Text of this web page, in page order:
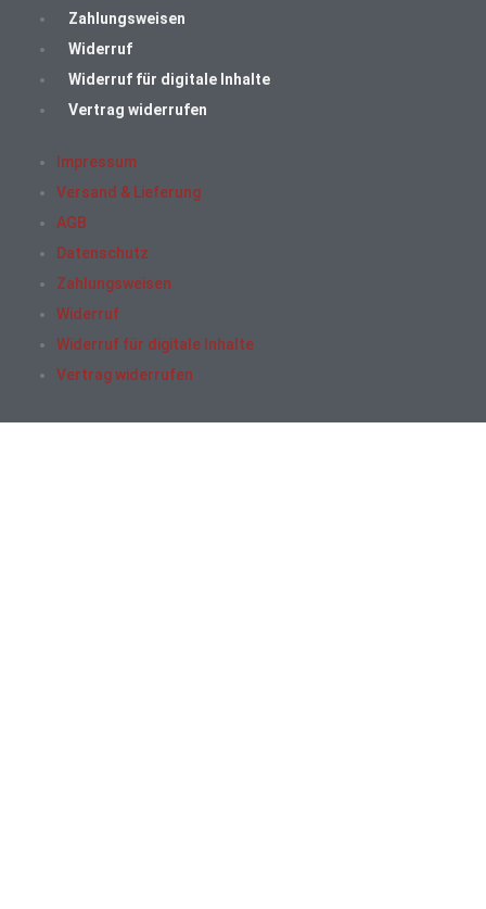
Zahlungsweisen
Widerruf
Widerruf für digitale Inhalte
Vertrag widerrufen
Impressum
Versand & Lieferung
AGB
Datenschutz
Zahlungsweisen
Widerruf
Widerruf für digitale Inhalte
Vertrag widerrufen